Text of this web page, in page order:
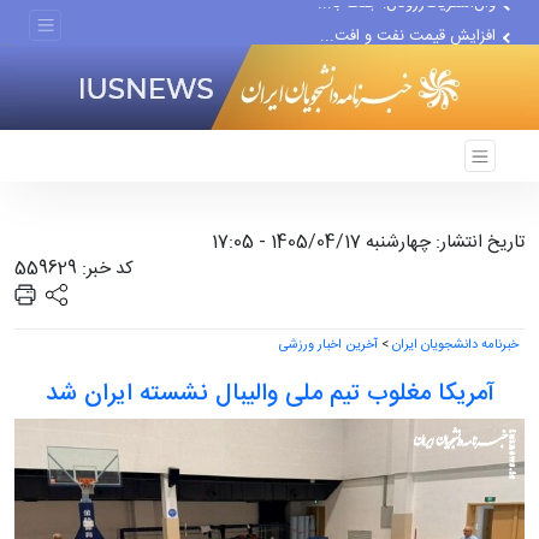
افزایش قیمت نفت و افت...
بهروزآذر: زنان در آثار...
تاریخ انتشار: چهارشنبه 1405/04/17 - 17:05
کد خبر: 559629
خبرنامه دانشجویان ایران> آخرین اخبار ورزشی
آمریکا مغلوب تیم ملی والیبال نشسته ایران شد